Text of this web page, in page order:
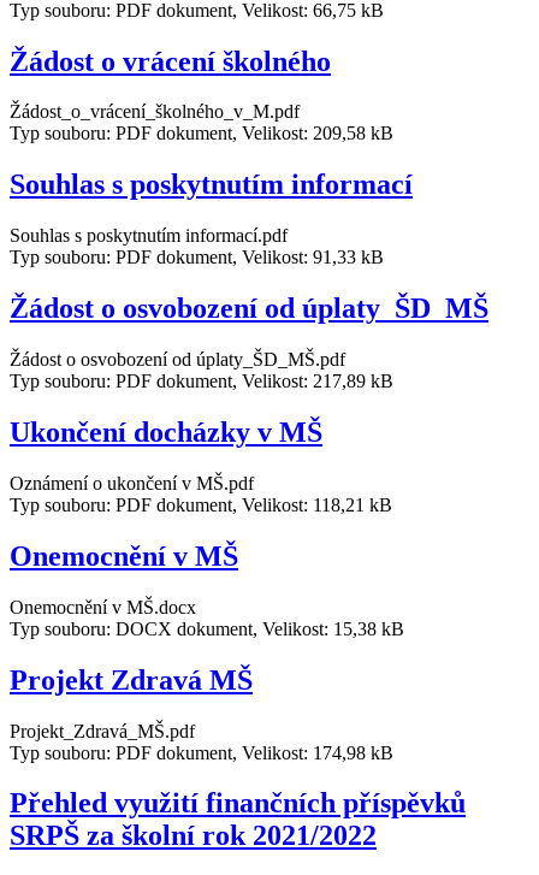
Typ souboru: PDF dokument, Velikost: 66,75 kB
Žádost o vrácení školného
Žádost_o_vrácení_školného_v_M.pdf
Typ souboru: PDF dokument, Velikost: 209,58 kB
Souhlas s poskytnutím informací
Souhlas s poskytnutím informací.pdf
Typ souboru: PDF dokument, Velikost: 91,33 kB
Žádost o osvobození od úplaty_ŠD_MŠ
Žádost o osvobození od úplaty_ŠD_MŠ.pdf
Typ souboru: PDF dokument, Velikost: 217,89 kB
Ukončení docházky v MŠ
Oznámení o ukončení v MŠ.pdf
Typ souboru: PDF dokument, Velikost: 118,21 kB
Onemocnění v MŠ
Onemocnění v MŠ.docx
Typ souboru: DOCX dokument, Velikost: 15,38 kB
Projekt Zdravá MŠ
Projekt_Zdravá_MŠ.pdf
Typ souboru: PDF dokument, Velikost: 174,98 kB
Přehled využití finančních příspěvků
SRPŠ za školní rok 2021/2022